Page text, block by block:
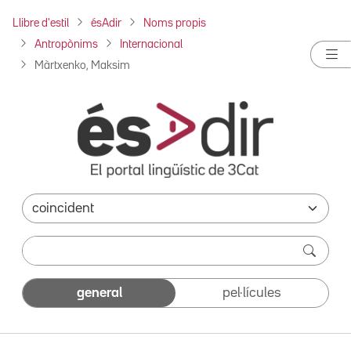
Llibre d'estil ésAdir Noms propis
Antropònims Internacional
Màrtxenko, Maksim
general pel·lícules